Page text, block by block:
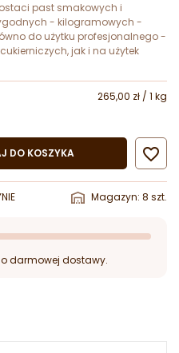
past smakowych i
- kilogramowych -
do użytku profesjonalnego -
jak i na użytek
265,00 zł / 1 kg
DO KOSZYKA 
Magazyn: 8 szt.
darmowej dostawy.